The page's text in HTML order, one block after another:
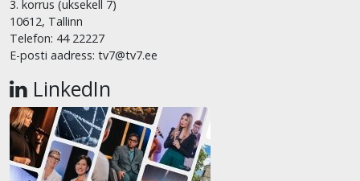
3. korrus (uksekell 7)
10612, Tallinn
Telefon: 44 22227
E-posti aadress: tv7@tv7.ee
LinkedIn